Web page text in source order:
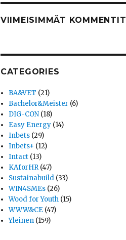
VIIMEISIMMÄT KOMMENTIT
CATEGORIES
BA&VET (21)
Bachelor&Meister (6)
DIG-CON (18)
Easy Energy (14)
Inbets (29)
Inbets+ (12)
Intact (13)
KAforHR(47)
Sustainabuild (33)
WIN4SMEs (26)
Wood for Youth (15)
WWW&CE (47)
Yleinen (159)